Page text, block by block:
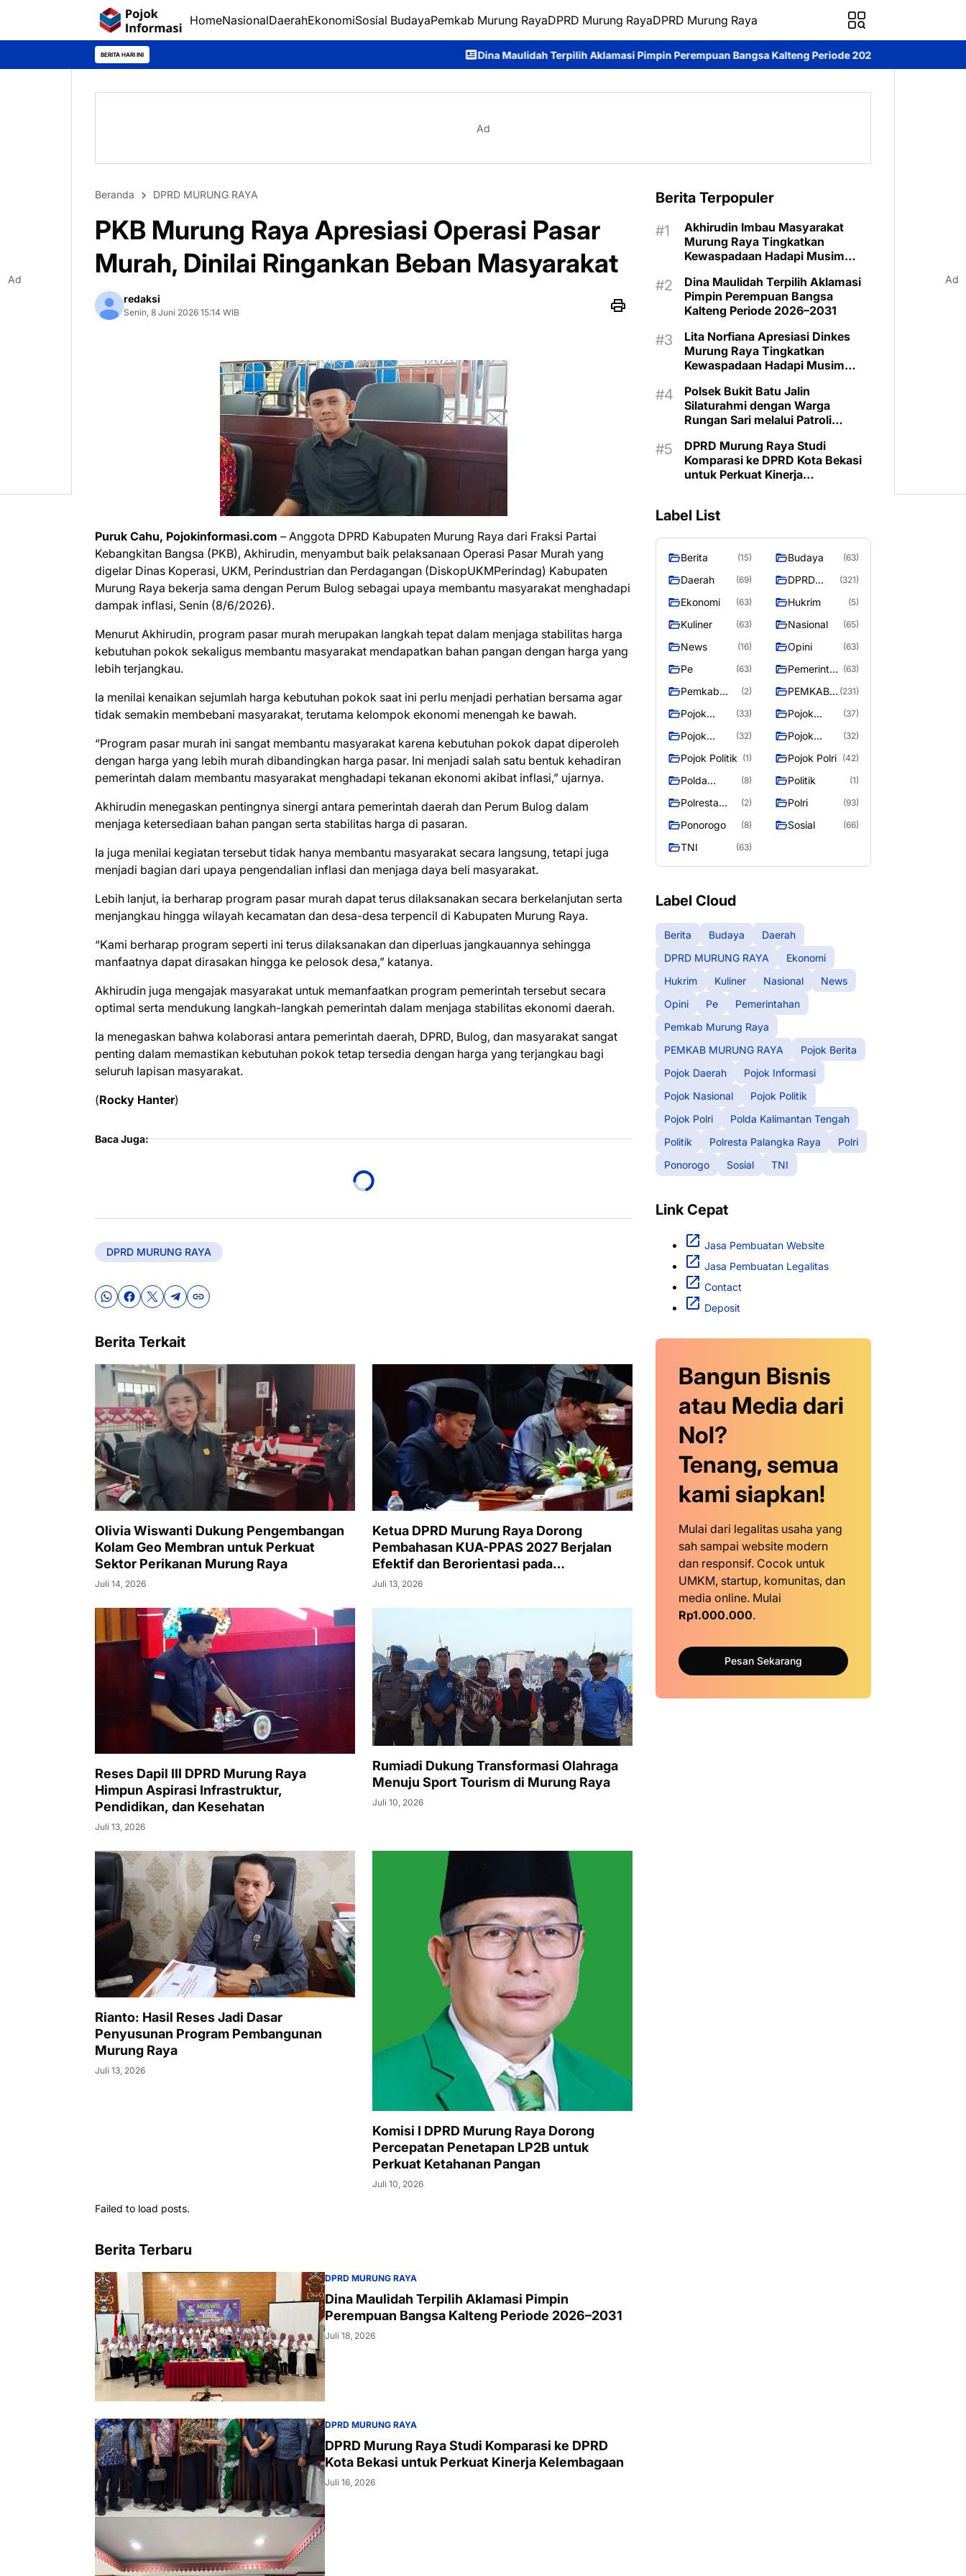
HomeNasionalDaerahEkonomiSosial BudayaPemkab Murung RayaDPRD Murung RayaDPRD Murung Raya
BERITA HARI INI Dina Maulidah Terpilih Aklamasi Pimpin Perempuan Bangsa Kalteng Periode 2026–2031 DPRD Murung Raya Studi
Ad
Beranda DPRD MURUNG RAYA
PKB Murung Raya Apresiasi Operasi Pasar
Murah, Dinilai Ringankan Beban Masyarakat
redaksi
Senin, 8 Juni 2026 15:14 WIB
Puruk Cahu, Pojokinformasi.com – Anggota DPRD Kabupaten Murung Raya dari Fraksi Partai
Kebangkitan Bangsa (PKB), Akhirudin, menyambut baik pelaksanaan Operasi Pasar Murah yang
digelar Dinas Koperasi, UKM, Perindustrian dan Perdagangan (DiskopUKMPerindag) Kabupaten
Murung Raya bekerja sama dengan Perum Bulog sebagai upaya membantu masyarakat menghadapi
dampak inflasi, Senin (8/6/2026).
Menurut Akhirudin, program pasar murah merupakan langkah tepat dalam menjaga stabilitas harga
kebutuhan pokok sekaligus membantu masyarakat mendapatkan bahan pangan dengan harga yang
lebih terjangkau.
Ia menilai kenaikan sejumlah harga kebutuhan pokok saat ini perlu menjadi perhatian bersama agar
tidak semakin membebani masyarakat, terutama kelompok ekonomi menengah ke bawah.
“Program pasar murah ini sangat membantu masyarakat karena kebutuhan pokok dapat diperoleh
dengan harga yang lebih murah dibandingkan harga pasar. Ini menjadi salah satu bentuk kehadiran
pemerintah dalam membantu masyarakat menghadapi tekanan ekonomi akibat inflasi,” ujarnya.
Akhirudin menegaskan pentingnya sinergi antara pemerintah daerah dan Perum Bulog dalam
menjaga ketersediaan bahan pangan serta stabilitas harga di pasaran.
Ia juga menilai kegiatan tersebut tidak hanya membantu masyarakat secara langsung, tetapi juga
menjadi bagian dari upaya pengendalian inflasi dan menjaga daya beli masyarakat.
Lebih lanjut, ia berharap program pasar murah dapat terus dilaksanakan secara berkelanjutan serta
menjangkau hingga wilayah kecamatan dan desa-desa terpencil di Kabupaten Murung Raya.
“Kami berharap program seperti ini terus dilaksanakan dan diperluas jangkauannya sehingga
manfaatnya dapat dirasakan hingga ke pelosok desa,” katanya.
Akhirudin juga mengajak masyarakat untuk memanfaatkan program pemerintah tersebut secara
optimal serta mendukung langkah-langkah pemerintah dalam menjaga stabilitas ekonomi daerah.
Ia menegaskan bahwa kolaborasi antara pemerintah daerah, DPRD, Bulog, dan masyarakat sangat
penting dalam memastikan kebutuhan pokok tetap tersedia dengan harga yang terjangkau bagi
seluruh lapisan masyarakat.
(Rocky Hanter)
Baca Juga:
DPRD MURUNG RAYA
Berita Terkait
Olivia Wiswanti Dukung Pengembangan
Kolam Geo Membran untuk Perkuat
Sektor Perikanan Murung Raya
Juli 14, 2026
Ketua DPRD Murung Raya Dorong
Pembahasan KUA-PPAS 2027 Berjalan
Efektif dan Berorientasi pada
Kepentingan Masyarakat
Juli 13, 2026
Reses Dapil III DPRD Murung Raya
Himpun Aspirasi Infrastruktur,
Pendidikan, dan Kesehatan
Juli 13, 2026
Rumiadi Dukung Transformasi Olahraga
Menuju Sport Tourism di Murung Raya
Juli 10, 2026
Rianto: Hasil Reses Jadi Dasar
Penyusunan Program Pembangunan
Murung Raya
Juli 13, 2026
Komisi I DPRD Murung Raya Dorong
Percepatan Penetapan LP2B untuk
Perkuat Ketahanan Pangan
Juli 10, 2026
Failed to load posts.
Berita Terbaru
DPRD MURUNG RAYA
Dina Maulidah Terpilih Aklamasi Pimpin
Perempuan Bangsa Kalteng Periode 2026–2031
Juli 18, 2026
DPRD MURUNG RAYA
DPRD Murung Raya Studi Komparasi ke DPRD
Kota Bekasi untuk Perkuat Kinerja Kelembagaan
Juli 16, 2026
Berita Terpopuler
Akhirudin Imbau Masyarakat
Murung Raya Tingkatkan
Kewaspadaan Hadapi Musim
Dina Maulidah Terpilih Aklamasi
Pimpin Perempuan Bangsa
Kalteng Periode 2026–2031
Lita Norfiana Apresiasi Dinkes
Murung Raya Tingkatkan
Kewaspadaan Hadapi Musim
Polsek Bukit Batu Jalin
Silaturahmi dengan Warga
Rungan Sari melalui Patroli
DPRD Murung Raya Studi
Komparasi ke DPRD Kota Bekasi
untuk Perkuat Kinerja
Label List
Berita (15) Budaya (63)
Daerah (69)
DPRD
RAYA
(321)
Ekonomi (63) Hukrim (5)
Kuliner (63) Nasional (65)
News (16) Opini (63)
Pe (63)
Pemerintah (63)
Pemkab
Raya
(2)
PEMKAB
RAYA
(231)
Pojok
(33)
Pojok
(37)
Pojok
(32)
Pojok
(32)
Pojok Politik (1) Pojok Polri (42)
Polda
Tengah
(8) Politik (1)
Polresta
Raya
(2) Polri (93)
Ponorogo (8) Sosial (66)
TNI (63)
Label Cloud
Berita Budaya
Daerah
DPRD MURUNG RAYA
Ekonomi
Hukrim
Kuliner Nasional
News
Opini
Pe
Pemerintahan
Pemkab Murung Raya
PEMKAB MURUNG RAYA
Pojok Berita
Pojok Daerah
Pojok Informasi
Pojok Nasional
Pojok Politik
Pojok Polri
Polda Kalimantan Tengah
Politik
Polresta Palangka Raya
Polri
Ponorogo
Sosial TNI
Link Cepat
Jasa Pembuatan Website
Jasa Pembuatan Legalitas
Contact
Deposit
Bangun Bisnis
atau Media dari
Nol?
Tenang, semua
kami siapkan!
Mulai dari legalitas usaha yang
sah sampai website modern
dan responsif. Cocok untuk
UMKM, startup, komunitas, dan
media online. Mulai
Rp1.000.000.
Pesan Sekarang
Ad Ad